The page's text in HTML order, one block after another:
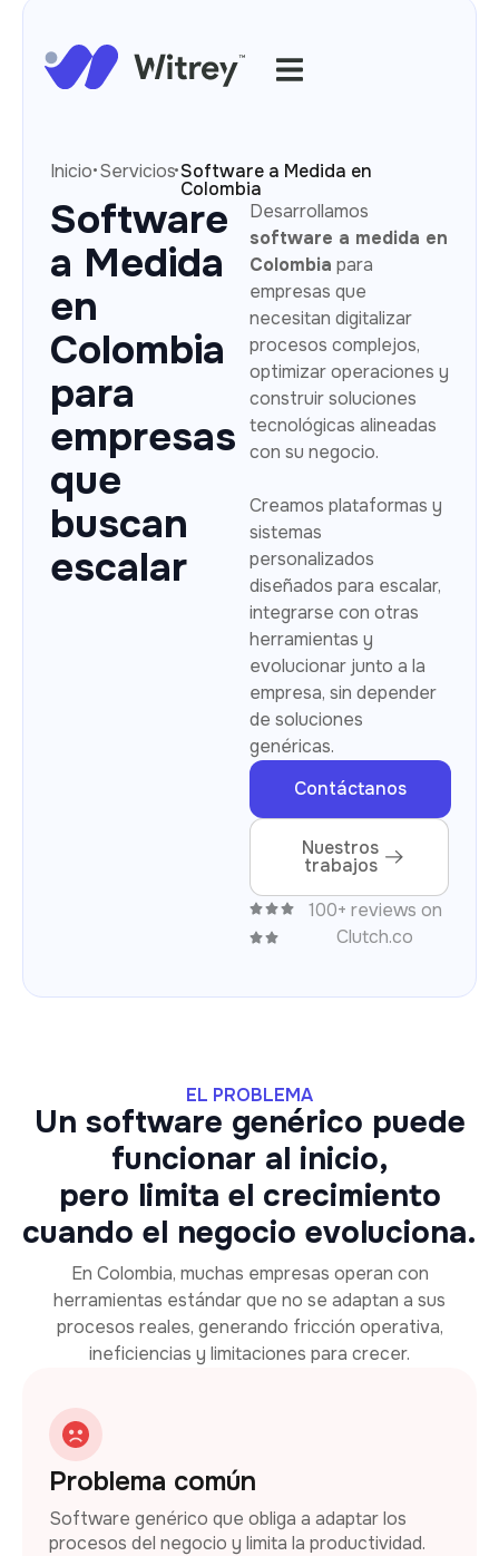
Inicio·Servicios·Software a Medida en
Colombia
Software
a Medida
en
Colombia
para
empresas
que
buscan
escalar
Desarrollamos
software a medida en
Colombia para
empresas que
necesitan digitalizar
procesos complejos,
optimizar operaciones y
construir soluciones
tecnológicas alineadas
con su negocio.
Creamos plataformas y
sistemas
personalizados
diseñados para escalar,
integrarse con otras
herramientas y
evolucionar junto a la
empresa, sin depender
de soluciones
genéricas.
Contáctanos
Nuestros
trabajos
100+ reviews on
Clutch.co
EL PROBLEMA
Un software genérico puede
funcionar al inicio,
pero limita el crecimiento
cuando el negocio evoluciona.
En Colombia, muchas empresas operan con
herramientas estándar que no se adaptan a sus
procesos reales, generando fricción operativa,
ineficiencias y limitaciones para crecer.
Problema común
Software genérico que obliga a adaptar los
procesos del negocio y limita la productividad.